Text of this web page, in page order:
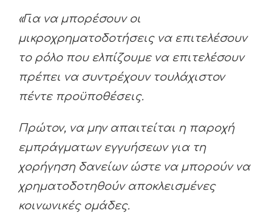
«Για να μπορέσουν οι
μικροχρηματοδοτήσεις να επιτελέσουν
το ρόλο που ελπίζουμε να επιτελέσουν
πρέπει να συντρέχουν τουλάχιστον
πέντε προϋποθέσεις.
Πρώτον, να μην απαιτείται η παροχή
εμπράγματων εγγυήσεων για τη
χορήγηση δανείων ώστε να μπορούν να
χρηματοδοτηθούν αποκλεισμένες
κοινωνικές ομάδες.